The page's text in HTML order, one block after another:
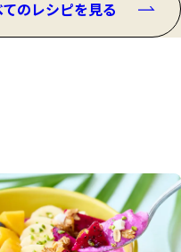
てのレシピを見る